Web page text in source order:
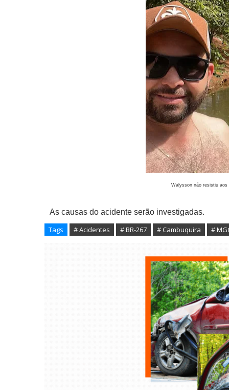
Walysson não resistiu
As causas do acidente serão investigadas.
Tags # Acidentes # BR-267 # Cambuquira #